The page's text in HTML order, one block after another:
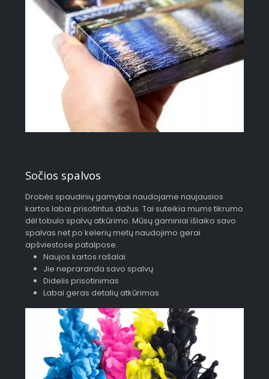
Sočios spalvos
Drobės spaudinių gamybai naudojame naujausios
kartos labai prisotintus dažus. Tai suteikia mums tikrumo
dėl tobulo spalvų atkūrimo. Mūsų gaminiai išlaiko savo
spalvas net po kelerių metų naudojimo gerai
apšviestose patalpose.
Naujos kartos rašalai
Jie nepraranda savo spalvų
Didelis prisotinimas
Labai geras detalių atkūrimas